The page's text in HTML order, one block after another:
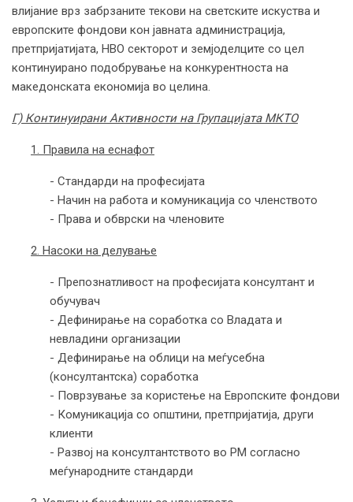
влијание врз забрзаните текови на светските искуства и
европските фондови кон јавната администрација,
претпријатијата, НВО секторот и земјоделците со цел
континуирано подобрување на конкурентноста на
македонската економија во целина.
Г) Континуирани Активности на Групацијата МКТО
1. Правила на еснафот
- Стандарди на професијата
- Начин на работа и комуникација со членството
- Права и обврски на членовите
2. Насоки на делување
- Препознатливост на професијата консултант и
обучувач
- Дефинирање на соработка со Владата и
невладини организации
- Дефинирање на облици на меѓусебна
(консултантска) соработка
- Поврзување за користење на Европските фондови
- Комуникација со општини, претпријатија, други
клиенти
- Развој на консултантството во РМ согласно
меѓународните стандарди